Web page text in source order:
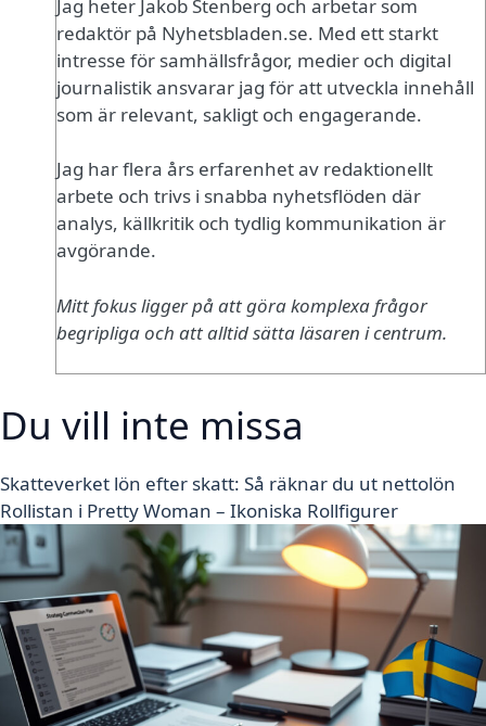
Jag heter Jakob Stenberg och arbetar som
redaktör på Nyhetsbladen.se. Med ett starkt
intresse för samhällsfrågor, medier och digital
journalistik ansvarar jag för att utveckla innehåll
som är relevant, sakligt och engagerande.
Jag har flera års erfarenhet av redaktionellt
arbete och trivs i snabba nyhetsflöden där
analys, källkritik och tydlig kommunikation är
avgörande.
Mitt fokus ligger på att göra komplexa frågor
begripliga och att alltid sätta läsaren i centrum.
Du vill inte missa
Skatteverket lön efter skatt: Så räknar du ut nettolön
Rollistan i Pretty Woman – Ikoniska Rollfigurer